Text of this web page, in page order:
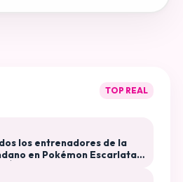
TOP REAL
los entrenadores de la
en Pokémon Escarlata y